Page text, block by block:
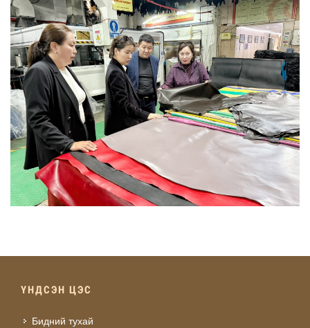
ҮНДСЭН ЦЭС
Бидний тухай